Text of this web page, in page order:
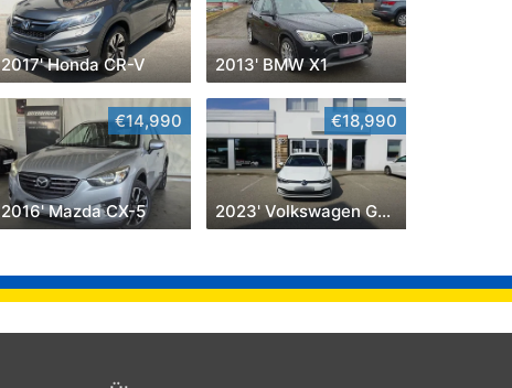
2017' Honda CR-V 2013' BMW X1
€14,990
2016' Mazda CX-5
€18,990
2023' Volkswagen Golf